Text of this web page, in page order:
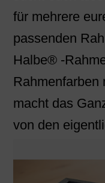
für mehrere
passenden
Halbe® -
Rahmenfarben
macht das
von den